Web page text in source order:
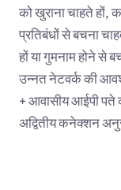
को खुराना चाहते हों,
प्रतिबंधों से बचना
हों या गुमनाम होने से
उन्नत नेटवर्क की
+ आवासीय आईपी
अद्वितीय कनेक्शन